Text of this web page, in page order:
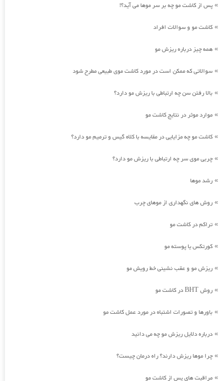
» پس از کاشت مو چه بر سر موها می آید؟!
» کاشت مو و سوالات افراد
» همه چیز درباره ریزش مو
» سوالاتی که ممکن است در مورد کاشت موی طبیعی مطرح شود
» بالا رفتن سن چه ارتباطی با ریزش مو دارد؟
» موارد موثر در نتایج کاشت مو
» کاشت مو چه مزایایی در مقایسه با کلاه گیس و ترمیم مو دارد؟
» چربی موی سر چه ارتباطی با ریزش مو دارد؟
» رشد موها
» روش های نگهداری از موهای چرب
» تراکم در کاشت مو
» کورتکس یا پوسته مو
» ریزش مو و عقب نشینی خط رویش مو
» روش BHT در کاشت مو
» باورها و تصورات اشتباه در مورد عمل کاشت مو
» درباره دلایل ریزش مو چه می دانید
» چرا موها ریزش دارند؟ راه درمان چیست؟
» مراقبت های پس از کاشت مو